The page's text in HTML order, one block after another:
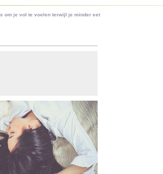
om je vol te voelen terwijl je minder eet